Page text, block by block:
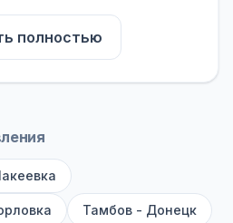
можете найти
Тамбов -
рейсы и выбрать
на микроавтобусы (8–18
40 мест): у них лучше
ощущается меньше.
полностью
Тамбов - Донецк